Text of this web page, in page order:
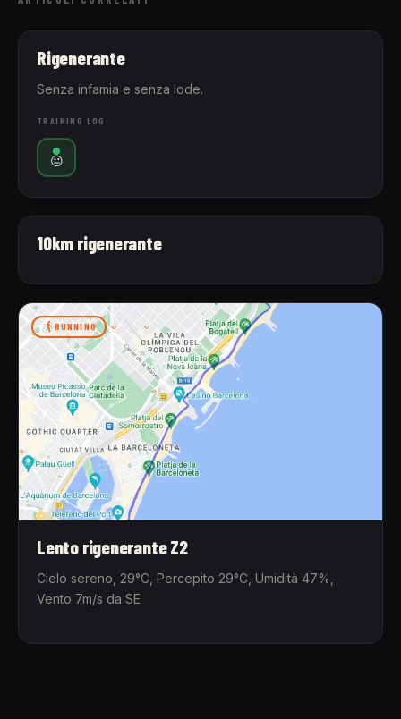
Rigenerante
Senza infamia e senza lode.
TRAINING LOG
😐
10km rigenerante
RUNNING
Lento rigenerante Z2
Cielo sereno, 29°C, Percepito 29°C, Umidità 47%,
Vento 7m/s da SE